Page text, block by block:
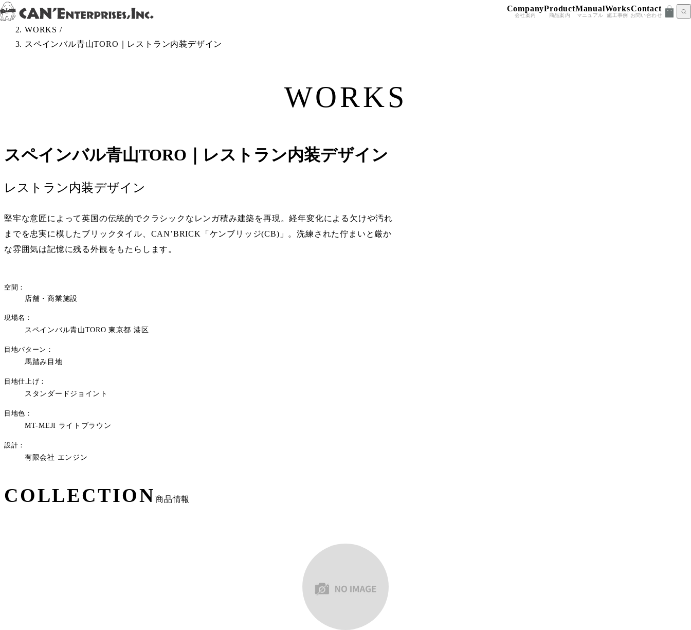
Skip to content
Company
会社案内
Product
商品案内
Manual
マニュアル
Works
施工事例
Contact
お問い合わせ
TOP /
WORKS /
スペインバル青山TORO｜レストラン内装デザイン
WORKS
スペインバル青山TORO｜レストラン内装デザイン
レストラン内装デザイン
堅牢な意匠によって英国の伝統的でクラシックなレンガ積み建築を再現。経年変化による欠けや汚れ
までを忠実に模したブリックタイル、CAN’BRICK「ケンブリッジ(CB)」。洗練された佇まいと厳か
な雰囲気は記憶に残る外観をもたらします。
空間
店舗・商業施設
現場名
スペインバル青山TORO 東京都 港区
目地パターン
馬踏み目地
目地仕上げ
スタンダードジョイント
目地色
MT-MEJI ライトブラウン
設計
有限会社 エンジン
COLLECTION 商品情報